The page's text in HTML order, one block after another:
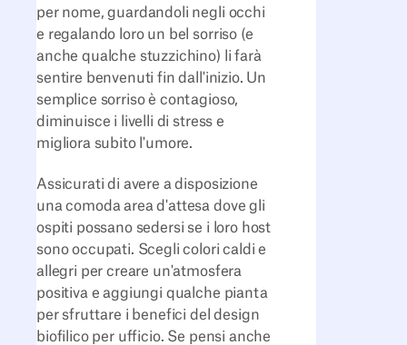
per nome, guardandoli negli occhi
e regalando loro un bel sorriso (e
anche qualche stuzzichino) li farà
sentire benvenuti fin dall'inizio. Un
semplice sorriso è contagioso,
diminuisce i livelli di stress e
migliora subito l'umore.
Assicurati di avere a disposizione
una comoda area d'attesa dove gli
ospiti possano sedersi se i loro host
sono occupati. Scegli colori caldi e
allegri per creare un'atmosfera
positiva e aggiungi qualche pianta
per sfruttare i benefici del design
biofilico per ufficio. Se pensi anche